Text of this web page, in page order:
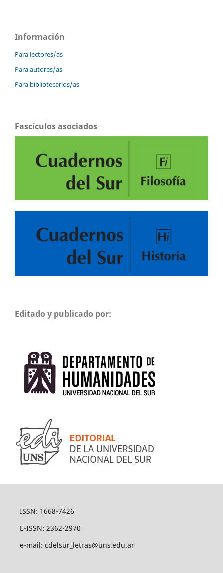
Información
Para lectores/as
Para autores/as
Para bibliotecarios/as
Fascículos asociados
Editado y publicado por:
ISSN: 1668-7426
E-ISSN: 2362-2970
e-mail: cdelsur_letras@uns.edu.ar